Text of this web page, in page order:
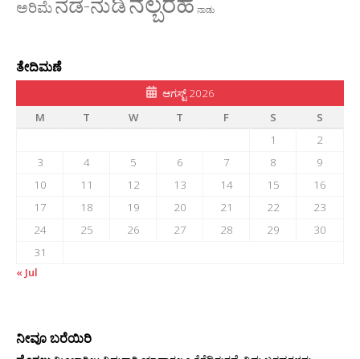
ಅರಿಮೆ ನಾಡು
ತೇದಿಮಣೆ
ಆಗಸ್ಟ್ 2026
M
T W T F S
S
1
2
3
4 5 6 7 8
9
10
11 12 13 14 15
16
17
18 19 20 21 22
23
24
25 26 27 28 29
30
31
« Jul
ನೀವೂ ಬರೆಯಿರಿ